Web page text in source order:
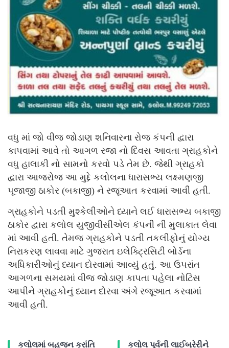
વધુ માં જો વીજ જોડાણ શનિવારના રોજ કંપની દ્વારા
કાપવામાં આવે તો આગળ રજા નો દિવસ આવતા ગ્રાહકોને
વધુ હાલાકી નો સામનો કરવો પડે તેમ છે. જેથી ગ્રાહકો
દ્વારા આજરોજ આ મુદ્દે કલોલના ધારાસભ્ય લક્ષ્મણજી
પૂજાજી ઠાકોર (બકાજી) ને રજૂઆત કરવામાં આવી હતી.
ગ્રાહકોને પડતી મુશ્કેલીઓને ધ્યાને લઈ ધારાસભ્ય બકાજી
ઠાકોર દ્વારા કલોલ યુજીવીસીએલ કંપની ની મુલાકાત લેવા
માં આવી હતી. તેમજ ગ્રાહકોને પડતી તકલીફોનું યોગ્ય
નિરાકરણ લાવવા માટે ગુજરાત ઇલેક્ટ્રિસિટી બોર્ડના
અધિકારીઓનું ધ્યાન દોરવામાં આવ્યું હતું. આ ઉપરાંત
આગળના સમયમાં વીજ જોડાણ કાપતા પહેલા નોટિસ
આપીને ગ્રાહકોનું ધ્યાન દોરવા અંગે રજૂઆત કરવામાં
આવી હતી.
કલોલમાં બહુજન ક્રાંતિ કલોલ પૂર્વની લાઈબ્રેરીને